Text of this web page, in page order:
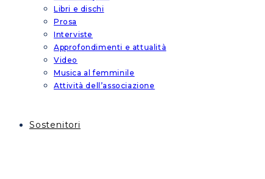
Libri e dischi
Prosa
Interviste
Approfondimenti e attualità
Video
Musica al femminile
Attività dell’associazione
Sostenitori